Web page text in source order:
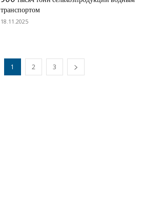
транспортом
18.11.2025
1 2 3